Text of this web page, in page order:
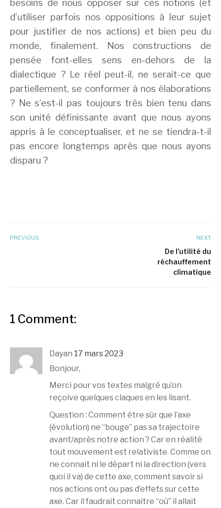
besoins de nous opposer sur ces notions (et
d’utiliser parfois nos oppositions à leur sujet
pour justifier de nos actions) et bien peu du
monde, finalement. Nos constructions de
pensée font-elles sens en-dehors de la
dialectique ? Le réel peut-il, ne serait-ce que
partiellement, se conformer à nos élaborations
? Ne s’est-il pas toujours très bien tenu dans
son unité définissante avant que nous ayons
appris à le conceptualiser, et ne se tiendra-t-il
pas encore longtemps après que nous ayons
disparu ?
PREVIOUS NEXT
De l’utilité du
réchauffement
climatique
1 Comment:
Dayan 17 mars 2023
Bonjour,
Merci pour vos textes malgré qu’on
reçoive quelques claques en les lisant.
Question : Comment être sûr que l’axe
(évolution) ne “bouge” pas sa trajectoire
avant/après notre action ? Car en réalité
tout mouvement est relativiste. Comme on
ne connait ni le départ ni la direction (vers
quoi il va) de cette axe, comment savoir si
nos actions ont ou pas d’effets sur cette
axe. Car il faudrait connaitre “où” il allait